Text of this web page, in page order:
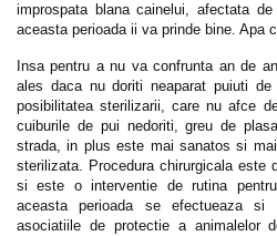
improspata blana cainelui, afectata
aceasta perioada ii va prinde bine. Apa
Insa pentru a nu va confrunta an de
ales daca nu doriti neaparat puiuti
posibilitatea sterilizarii, care nu afce
cuiburile de pui nedoriti, greu de
strada, in plus este mai sanatos si
sterilizata. Procedura chirurgicala este
si este o interventie de rutina
aceasta perioada se efectueaza
asociatiile de protectie a animalelor